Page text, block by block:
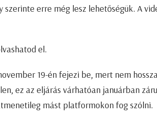
erre még lesz lehetőségük. A
el.
19-én fejezi be, mert nem
ez az eljárás várhatóan januárban
mást platformokon fog szólni.